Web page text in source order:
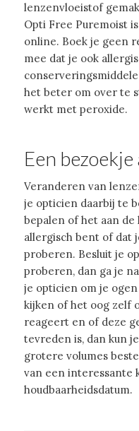
lenzenvloeistof
Opti Free Puremoist
online. Boek je geen
mee dat je ook
het beter om over te
werkt met peroxide.
Een
Veranderen van
je opticien daarbij te
bepalen of het aan
allergisch bent of dat
proberen. Besluit je
proberen, dan ga je
je opticien om je
kijken of het oog zelf
reageert en of deze
tevreden is, dan kun
grotere volumes
van een interessante
houdbaarheidsdatum.